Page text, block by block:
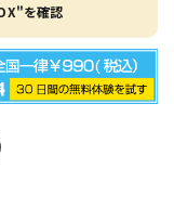
を確認